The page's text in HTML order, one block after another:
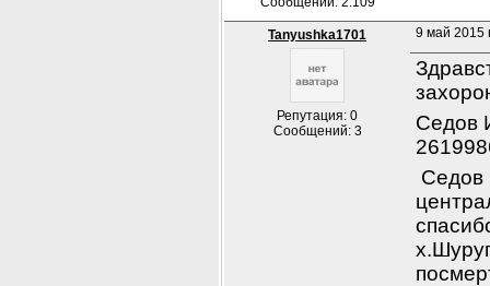
Tanyushka1701
Репутация: 0
Сообщений: 3
9 май 2015
Седов
Седов